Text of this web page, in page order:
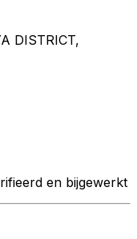
DISTRICT,
en bijgewerkt